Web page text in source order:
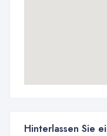
Hinterlassen Sie